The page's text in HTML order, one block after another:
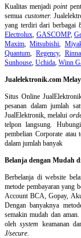
Kualitas menjadipoint
semua customer.
yang terdiri dari berbagai
Electrolux, GASCOMP,
Maxim,Mitsubishi,
Quantum, Regency,
Sunhouse, Uchida, Winn
Jualelektronik.com
Situs Online
pesanan dalam jumlah
JualElektronik, melalui
telpon langsung.
pembelian Corporate atau
dalam jumlah banyak
Belanja dengan Mudah
Berbelanja diwebsite
metode pembayaran yang
Account BCA, Gopay,
Dengan banyaknya
semakin mudah dan
olehsystem keamanan
J/secure.